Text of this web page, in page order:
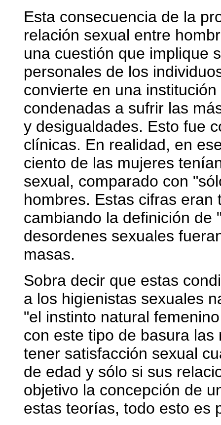
Esta consecuencia de la
relación sexual entre
una cuestión que implique
personales de los
convierte en una
condenadas a sufrir las
y desigualdades. Esto fue
clínicas. En realidad, en
ciento de las mujeres
sexual, comparado con
hombres. Estas cifras
cambiando la definición de
desordenes sexuales
masas.
Sobra decir que estas
a los higienistas sexuales
"el instinto natural
con este tipo de basura
tener satisfacción sexual
de edad y sólo si sus
objetivo la concepción de
estas teorías, todo esto es